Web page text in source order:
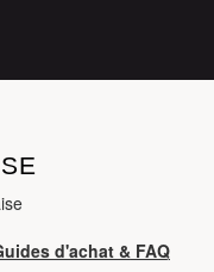
d'achat & FAQ